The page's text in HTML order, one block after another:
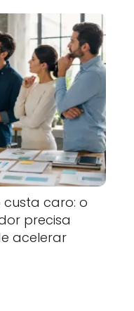
caro: o
precisa
acelerar